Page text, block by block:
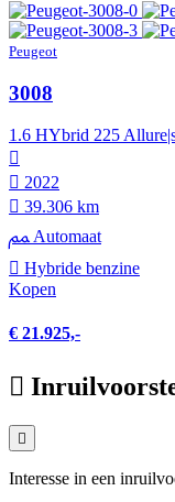
Peugeot
3008
1.6 HYbrid 225
2022
39.306 km
Automaat
Hybride benzine
Kopen
€ 21.925,-
Interesse in een